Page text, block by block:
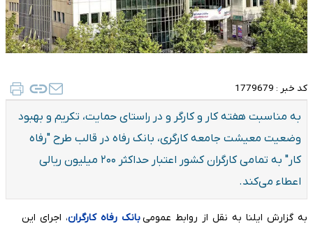
کد خبر : 1779679
به مناسبت هفته کار و کارگر و در راستای حمایت، تکریم و بهبود
وضعیت معیشت جامعه کارگری، بانک رفاه در قالب طرح "رفاه
کار" به تمامی کارگران کشور اعتبار حداکثر ۲۰۰ میلیون ریالی
اعطاء می‌کند.
به گزارش ایلنا به نقل از روابط عمومیبانک رفاه کارگران، اجرای این